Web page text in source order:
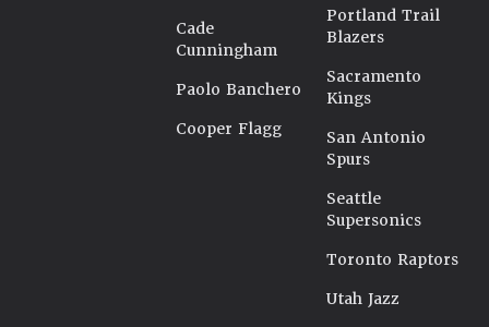
Cade
Cunningham
Paolo Banchero
Cooper Flagg
Portland Trail
Blazers
Sacramento
Kings
San Antonio
Spurs
Seattle
Supersonics
Toronto Raptors
Utah Jazz